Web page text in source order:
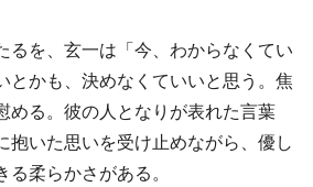
を、玄一は「今、わからなくてい
とかも、決めなくていいと思う。焦
める。彼の人となりが表れた言葉
抱いた思いを受け止めながら、優し
柔らかさがある。